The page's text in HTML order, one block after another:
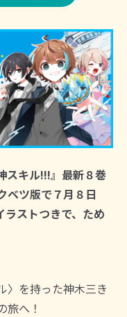
スキル!!!』最新８巻
ベツ版で７月８日
ストつきで、ため
〉を持った神木三き
旅へ！